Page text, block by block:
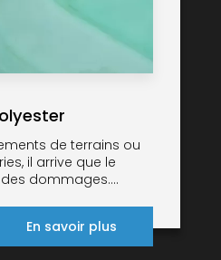
de terrains ou
il arrive que le
dommages....
En savoir plus